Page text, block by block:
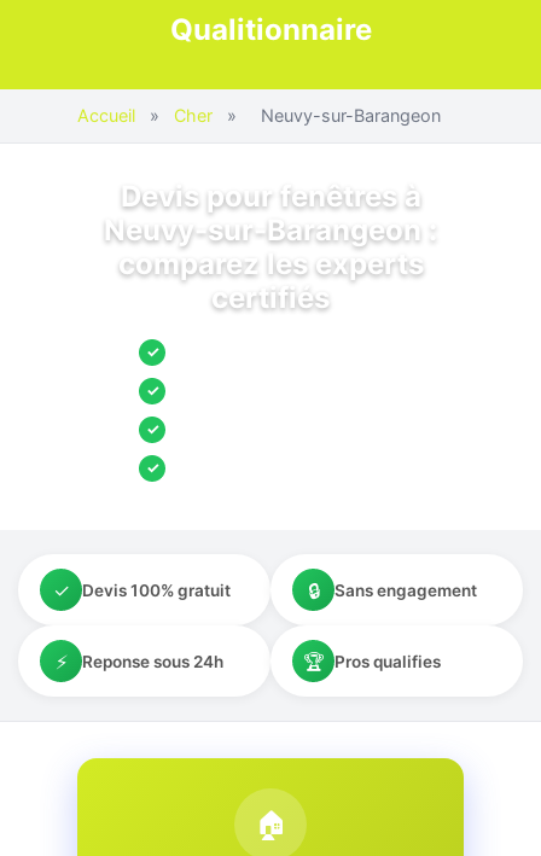
Qualitionnaire
Accueil » Cher » Neuvy-sur-Barangeon
Devis pour fenêtres à
Neuvy-sur-Barangeon :
comparez les experts
certifiés
✓
✓
✓
✓
✓ Devis 100% gratuit 🔒 Sans engagement
⚡ Reponse sous 24h 🏆 Pros qualifies
🏠